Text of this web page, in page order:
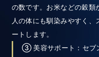
の数です。お米などの穀類
人の体にも馴染みやすく
ートします。
③ 美容サポート：セブ